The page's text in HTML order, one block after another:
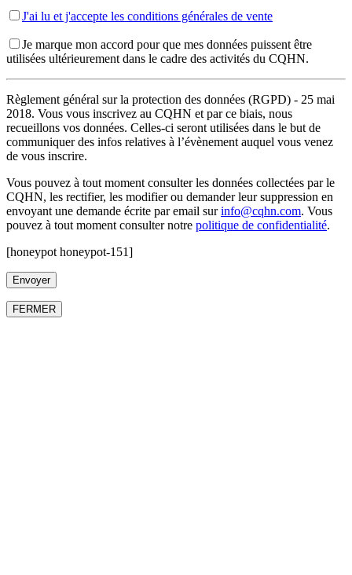
J'ai lu et j'accepte les conditions générales de vente
Je marque mon accord pour que mes données puissent être
utilisées ultérieurement dans le cadre des activités du CQHN.
Règlement général sur la protection des données (RGPD) - 25 mai
2018. Vous vous inscrivez au CQHN et par ce biais, nous
recueillons vos données. Celles-ci seront utilisées dans le but de
communiquer des infos relatives à l’évènement auquel vous venez
de vous inscrire.
Vous pouvez à tout moment consulter les données collectées par le
CQHN, les rectifier, les modifier ou demander leur suppression en
envoyant une demande écrite par email surinfo@cqhn.com. Vous
pouvez à tout moment consulter notre politique de confidentialité.
[honeypot honeypot-151]
FERMER